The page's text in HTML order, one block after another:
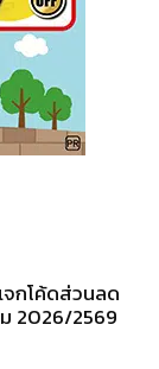
กโค้ดส่วนลด
2026/2569